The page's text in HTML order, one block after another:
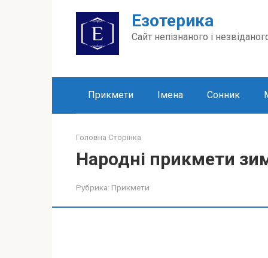
Езотерика
Сайт непізнаного і
Прикмети Імена Сонник
Головна Сторінка
Народні прикмети
Рубрика: Прикмети